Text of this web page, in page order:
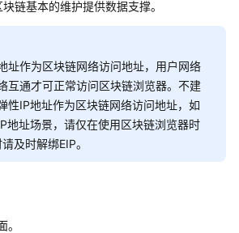
链基本的维护提供数据支撑。
址作为区块链网络访问地址，用户网络
互通才可正常访问区块链浏览器。不建
性IP地址作为区块链网络访问地址，如
地址场景，请仅在使用区块链浏览器时
及时解绑EIP。